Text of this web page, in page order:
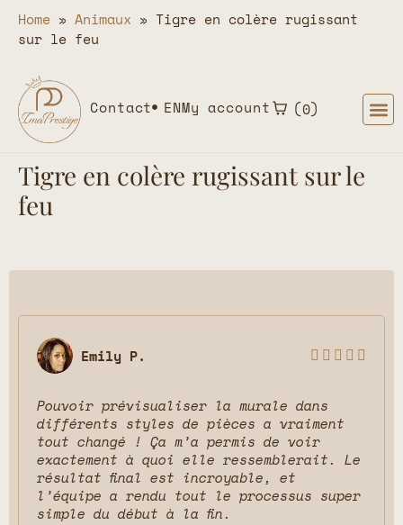
Home » Animaux » Tigre en colère rugissant
sur le feu
Contact ENMy account 0
Tigre en colère rugissant sur le
feu
Emily P.     
Pouvoir prévisualiser la murale dans
différents styles de pièces a vraiment
tout changé ! Ça m’a permis de voir
exactement à quoi elle ressemblerait. Le
résultat final est incroyable, et
l’équipe a rendu tout le processus super
simple du début à la fin.